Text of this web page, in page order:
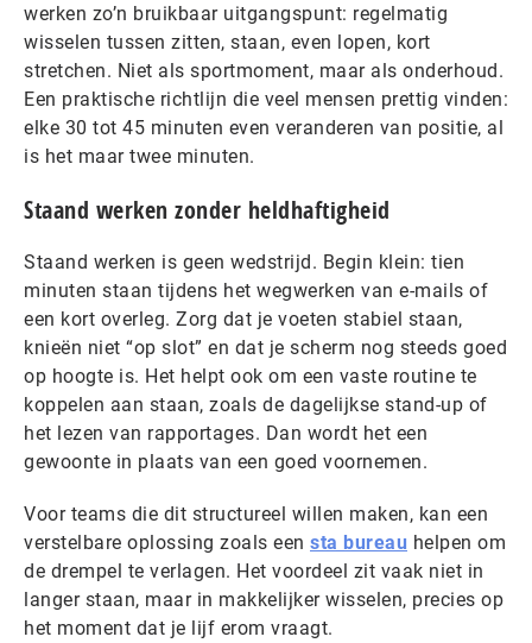
werken zo’n bruikbaar uitgangspunt: regelmatig
wisselen tussen zitten, staan, even lopen, kort
stretchen. Niet als sportmoment, maar als onderhoud.
Een praktische richtlijn die veel mensen prettig vinden:
elke 30 tot 45 minuten even veranderen van positie, al
is het maar twee minuten.
Staand werken zonder heldhaftigheid
Staand werken is geen wedstrijd. Begin klein: tien
minuten staan tijdens het wegwerken van e-mails of
een kort overleg. Zorg dat je voeten stabiel staan,
knieën niet “op slot” en dat je scherm nog steeds goed
op hoogte is. Het helpt ook om een vaste routine te
koppelen aan staan, zoals de dagelijkse stand-up of
het lezen van rapportages. Dan wordt het een
gewoonte in plaats van een goed voornemen.
Voor teams die dit structureel willen maken, kan een
verstelbare oplossing zoals een sta bureau helpen om
de drempel te verlagen. Het voordeel zit vaak niet in
langer staan, maar in makkelijker wisselen, precies op
het moment dat je lijf erom vraagt.